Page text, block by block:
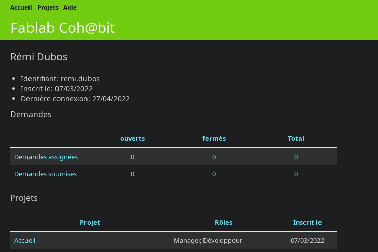
Accueil Projets Aide
Fablab Coh@bit
Rémi Dubos
Identifiant: remi.dubos
Inscrit le: 07/03/2022
Dernière connexion: 27/04/2022
Demandes
ouverts fermés
Total
Demandes assignées
0 0
0
Demandes soumises
0 0 0
Projets
Projet Rôles
Inscrit le
Accueil
Manager, Développeur
07/03/2022